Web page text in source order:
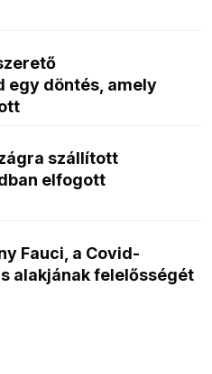
egy döntés, amely
szállított
elfogott
Fauci, a Covid-
alakjának felelősségét